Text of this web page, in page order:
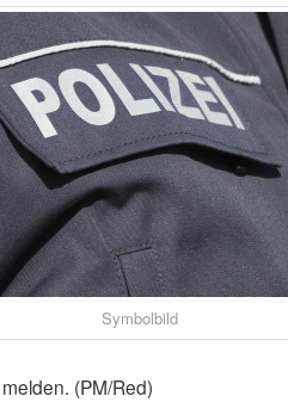
Symbolbild
(PM/Red)